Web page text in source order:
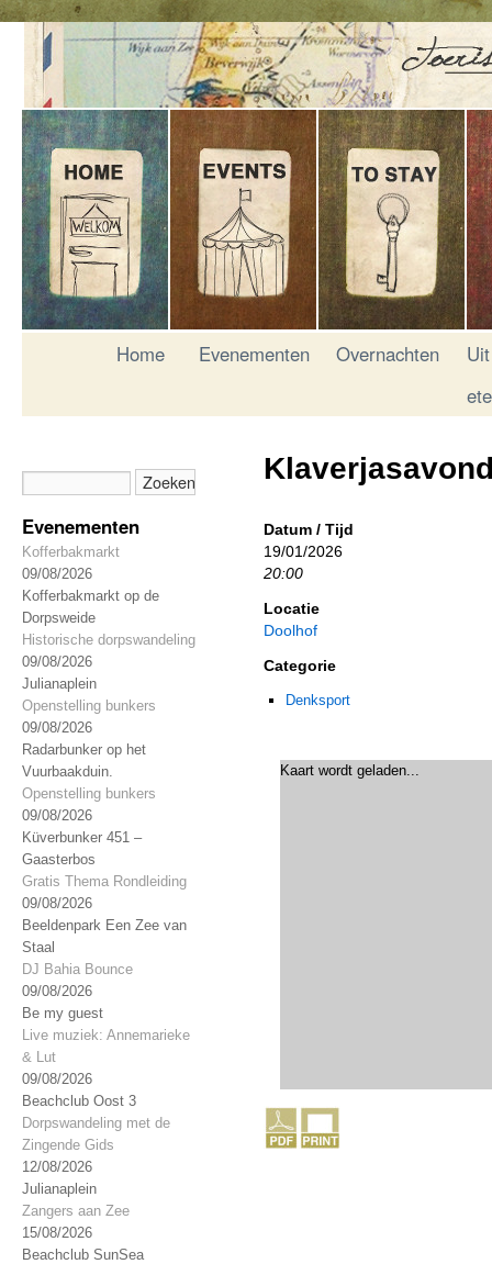
Home Evenementen Overnachten
Uit
Evenementen
Kofferbakmarkt
09/08/2026
Kofferbakmarkt op de
Dorpsweide
Historische dorpswandeling
09/08/2026
Julianaplein
Openstelling bunkers
09/08/2026
Radarbunker op het
Vuurbaakduin.
Openstelling bunkers
09/08/2026
Küverbunker 451 –
Gaasterbos
Gratis Thema Rondleiding
09/08/2026
Beeldenpark Een Zee van
Staal
DJ Bahia Bounce
09/08/2026
Be my guest
Live muziek: Annemarieke
& Lut
09/08/2026
Beachclub Oost 3
Dorpswandeling met de
Zingende Gids
12/08/2026
Julianaplein
Zangers aan Zee
15/08/2026
Beachclub SunSea
Datum / Tijd
19/01/2026
20:00
Locatie
Doolhof
Categorie
Denksport
Kaart wordt geladen...